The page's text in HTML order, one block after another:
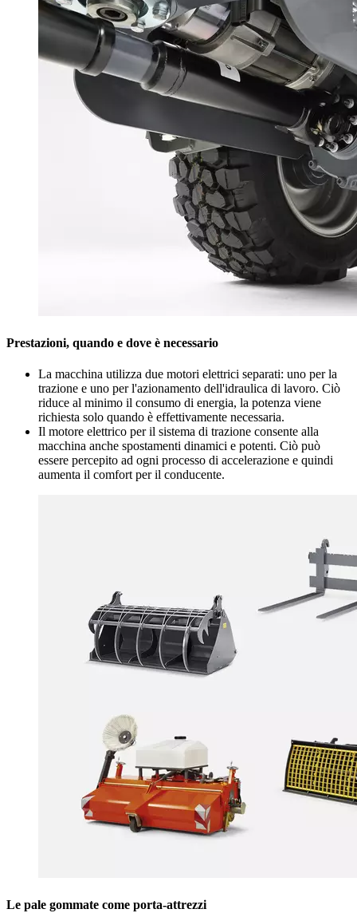
Prestazioni, quando e dove è necessario
La macchina utilizza due motori elettrici separati: uno per la
trazione e uno per l'azionamento dell'idraulica di lavoro. Ciò
riduce al minimo il consumo di energia, la potenza viene
richiesta solo quando è effettivamente necessaria.
Il motore elettrico per il sistema di trazione consente alla
macchina anche spostamenti dinamici e potenti. Ciò può
essere percepito ad ogni processo di accelerazione e quindi
aumenta il comfort per il conducente.
Le pale gommate come porta-attrezzi